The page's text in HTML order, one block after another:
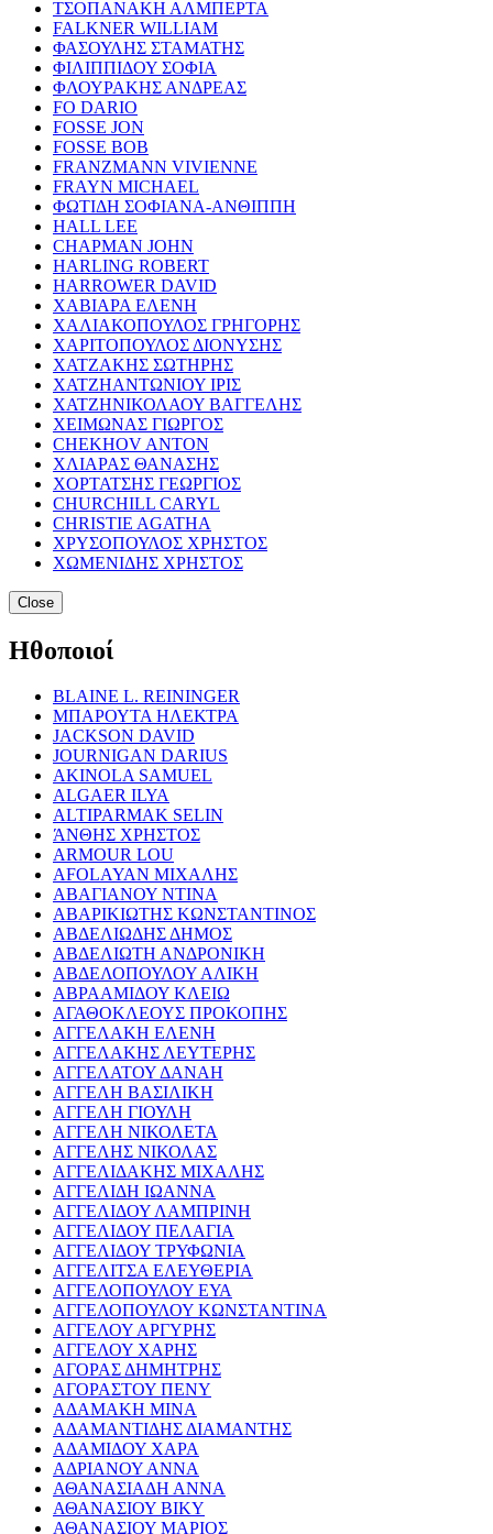
ΤΣΟΠΑΝΑΚΗ ΑΛΜΠΕΡΤΑ
FALKNER WILLIAM
ΦΑΣΟΥΛΗΣ ΣΤΑΜΑΤΗΣ
ΦΙΛΙΠΠΙΔΟΥ ΣΟΦΙΑ
ΦΛΟΥΡΑΚΗΣ ΑΝΔΡΕΑΣ
FO DARIO
FOSSE JON
FOSSE BOB
FRANZMANN VIVIENNE
FRAYN MICHAEL
ΦΩΤΙΔΗ ΣΟΦΙΑΝΑ-ΑΝΘΙΠΠΗ
HALL LEE
CHAPMAN JOHN
HARLING ROBERT
HARROWER DAVID
ΧΑΒΙΑΡΑ ΕΛΕΝΗ
ΧΑΛΙΑΚΟΠΟΥΛΟΣ ΓΡΗΓΟΡΗΣ
ΧΑΡΙΤΟΠΟΥΛΟΣ ΔΙΟΝΥΣΗΣ
ΧΑΤΖΑΚΗΣ ΣΩΤΗΡΗΣ
ΧΑΤΖΗΑΝΤΩΝΙΟΥ ΙΡΙΣ
ΧΑΤΖΗΝΙΚΟΛΑΟΥ ΒΑΓΓΕΛΗΣ
ΧΕΙΜΩΝΑΣ ΓΙΩΡΓΟΣ
CHEKHOV ANTON
ΧΛΙΑΡΑΣ ΘΑΝΑΣΗΣ
ΧΟΡΤΑΤΣΗΣ ΓΕΩΡΓΙΟΣ
CHURCHILL CARYL
CHRISTIE AGATHA
ΧΡΥΣΟΠΟΥΛΟΣ ΧΡΗΣΤΟΣ
ΧΩΜΕΝΙΔΗΣ ΧΡΗΣΤΟΣ
Close
Ηθοποιοί
BLAINE L. REININGER
ΜΠΑΡΟΥΤΑ ΗΛΕΚΤΡΑ
JACKSON DAVID
JOURNIGAN DARIUS
AKINOLA SAMUEL
ALGAER ILYA
ALTIPARMAK SELIN
ΆΝΘΗΣ ΧΡΗΣΤΟΣ
ARMOUR LOU
AFOLAYAN ΜΙΧΑΛΗΣ
ΑΒΑΓΙΑΝΟΥ ΝΤΙΝΑ
ΑΒΑΡΙΚΙΩΤΗΣ ΚΩΝΣΤΑΝΤΙΝΟΣ
ΑΒΔΕΛΙΩΔΗΣ ΔΗΜΟΣ
ΑΒΔΕΛΙΩΤΗ ΑΝΔΡΟΝΙΚΗ
ΑΒΔΕΛΟΠΟΥΛΟΥ ΑΛΙΚΗ
ΑΒΡΑΑΜΙΔΟΥ ΚΛΕΙΩ
ΑΓΑΘΟΚΛΕΟΥΣ ΠΡΟΚΟΠΗΣ
ΑΓΓΕΛΑΚΗ ΕΛΕΝΗ
ΑΓΓΕΛΑΚΗΣ ΛΕΥΤΕΡΗΣ
ΑΓΓΕΛΑΤΟΥ ΔΑΝΑΗ
ΑΓΓΕΛΗ ΒΑΣΙΛΙΚΗ
ΑΓΓΕΛΗ ΓΙΟΥΛΗ
ΑΓΓΕΛΗ ΝΙΚΟΛΕΤΑ
ΑΓΓΕΛΗΣ ΝΙΚΟΛΑΣ
ΑΓΓΕΛΙΔΑΚΗΣ ΜΙΧΑΛΗΣ
ΑΓΓΕΛΙΔΗ ΙΩΑΝΝΑ
ΑΓΓΕΛΙΔΟΥ ΛΑΜΠΡΙΝΗ
ΑΓΓΕΛΙΔΟΥ ΠΕΛΑΓΙΑ
ΑΓΓΕΛΙΔΟΥ ΤΡΥΦΩΝΙΑ
ΑΓΓΕΛΙΤΣΑ ΕΛΕΥΘΕΡΙΑ
ΑΓΓΕΛΟΠΟΥΛΟΥ ΕΥΑ
ΑΓΓΕΛΟΠΟΥΛΟΥ ΚΩΝΣΤΑΝΤΙΝΑ
ΑΓΓΕΛΟΥ ΑΡΓΥΡΗΣ
ΑΓΓΕΛΟΥ ΧΑΡΗΣ
ΑΓΟΡΑΣ ΔΗΜΗΤΡΗΣ
ΑΓΟΡΑΣΤΟΥ ΠΕΝΥ
ΑΔΑΜΑΚΗ ΜΙΝΑ
ΑΔΑΜΑΝΤΙΔΗΣ ΔΙΑΜΑΝΤΗΣ
ΑΔΑΜΙΔΟΥ ΧΑΡΑ
ΑΔΡΙΑΝΟΥ ΑΝΝΑ
ΑΘΑΝΑΣΙΑΔΗ ΑΝΝΑ
ΑΘΑΝΑΣΙΟΥ ΒΙΚΥ
ΑΘΑΝΑΣΙΟΥ ΜΑΡΙΟΣ